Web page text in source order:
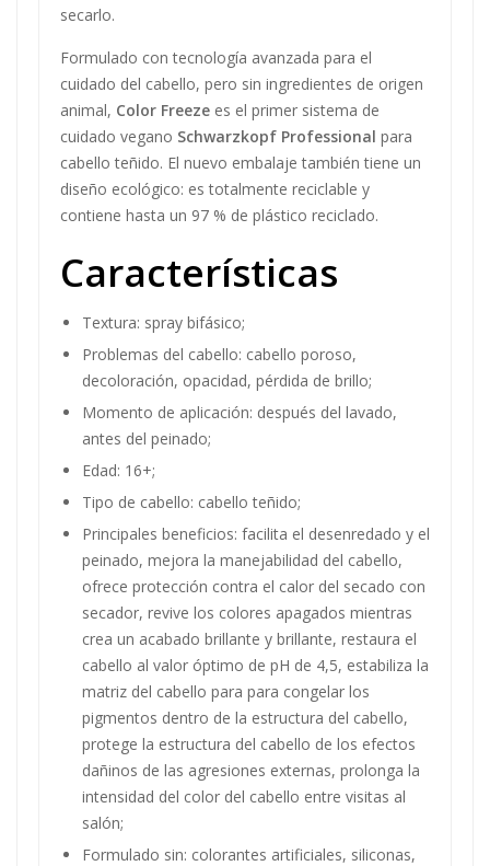
secarlo.
Formulado con tecnología avanzada para el
cuidado del cabello, pero sin ingredientes de origen
animal, Color Freeze es el primer sistema de
cuidado vegano Schwarzkopf Professional para
cabello teñido. El nuevo embalaje también tiene un
diseño ecológico: es totalmente reciclable y
contiene hasta un 97 % de plástico reciclado.
Características
Textura: spray bifásico;
Problemas del cabello: cabello poroso,
decoloración, opacidad, pérdida de brillo;
Momento de aplicación: después del lavado,
antes del peinado;
Edad: 16+;
Tipo de cabello: cabello teñido;
Principales beneficios: facilita el desenredado y el
peinado, mejora la manejabilidad del cabello,
ofrece protección contra el calor del secado con
secador, revive los colores apagados mientras
crea un acabado brillante y brillante, restaura el
cabello al valor óptimo de pH de 4,5, estabiliza la
matriz del cabello para para congelar los
pigmentos dentro de la estructura del cabello,
protege la estructura del cabello de los efectos
dañinos de las agresiones externas, prolonga la
intensidad del color del cabello entre visitas al
salón;
Formulado sin: colorantes artificiales, siliconas,